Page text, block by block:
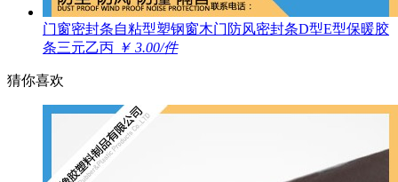
门窗密封条自粘型塑钢窗木门防风密封条D型E型保暖胶
条三元乙丙 ￥ 3.00/件
猜你喜欢